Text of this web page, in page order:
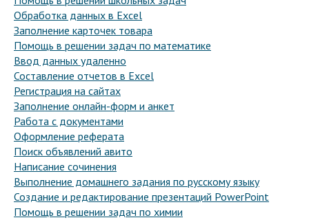
Обработка данных в Excel
Заполнение карточек товара
Помощь в решении задач по математике
Ввод данных удаленно
Составление отчетов в Excel
Регистрация на сайтах
Заполнение онлайн-форм и анкет
Работа с документами
Оформление реферата
Поиск объявлений авито
Написание сочинения
Выполнение домашнего задания по русскому языку
Создание и редактирование презентаций PowerPoint
Помощь в решении задач по химии